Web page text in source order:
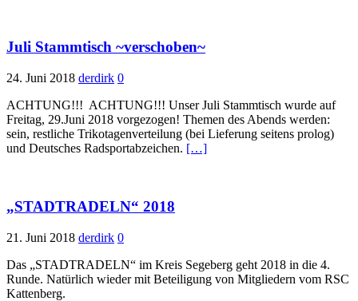
Juli Stammtisch ~verschoben~
24. Juni 2018 derdirk 0
ACHTUNG!!! ACHTUNG!!! Unser Juli Stammtisch wurde auf
Freitag, 29.Juni 2018 vorgezogen! Themen des Abends werden:
sein, restliche Trikotagenverteilung (bei Lieferung seitens prolog)
und Deutsches Radsportabzeichen. […]
„STADTRADELN“ 2018
21. Juni 2018 derdirk 0
Das „STADTRADELN“ im Kreis Segeberg geht 2018 in die 4.
Runde. Natürlich wieder mit Beteiligung von Mitgliedern vom RSC
Kattenberg.